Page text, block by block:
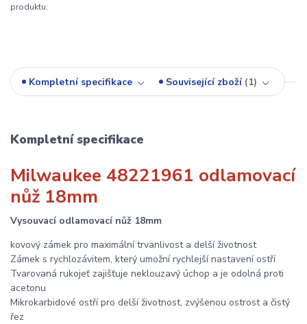
produktu:
Kompletní specifikace Související zboží 1
Kompletní specifikace
Milwaukee 48221961 odlamovací
nůž 18mm
Vysouvací odlamovací nůž 18mm
kovový zámek pro maximální trvanlivost a delší životnost
Zámek s rychlozávitem, který umožní rychlejší nastavení ostří
Tvarovaná rukojeť zajišťuje neklouzavý úchop a je odolná proti
acetonu
Mikrokarbidové ostří pro delší životnost, zvýšenou ostrost a čistý
řez